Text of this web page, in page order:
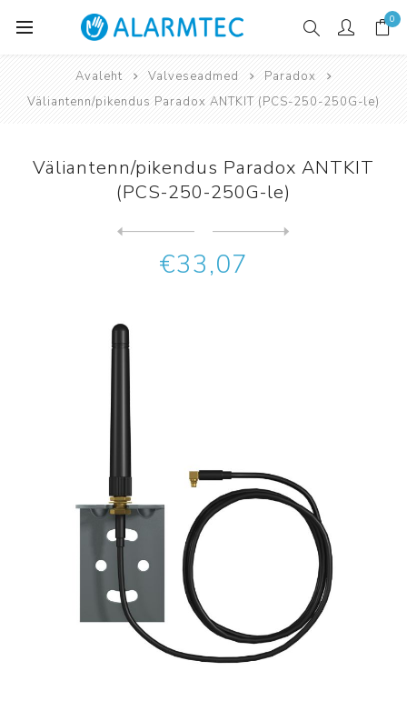
0
Avaleht Valveseadmed
Paradox
Väliantenn/pikendus Paradox ANTKIT (PCS-250-250G-le)
Väliantenn/pikendus Paradox ANTKIT
(PCS-250-250G-le)
€33,07